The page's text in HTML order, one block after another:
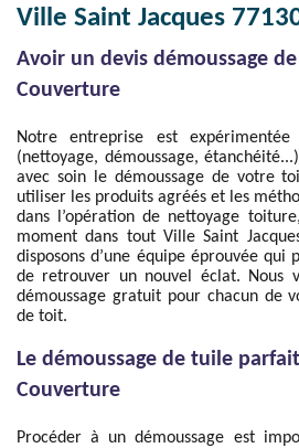
Ville Saint Jacques
Avoir un devis démoussage de
Couverture
Notre entreprise est
(nettoyage, démoussage,
avec soin le démoussage de votre
utiliser les produits agréés et les
dans l’opération de nettoyage
moment dans tout Ville Saint
disposons d’une équipe éprouvée
de retrouver un nouvel éclat. Nous
démoussage gratuit pour chacun de
de toit.
Le démoussage de tuile parfait
Couverture
Procéder à un démoussage est